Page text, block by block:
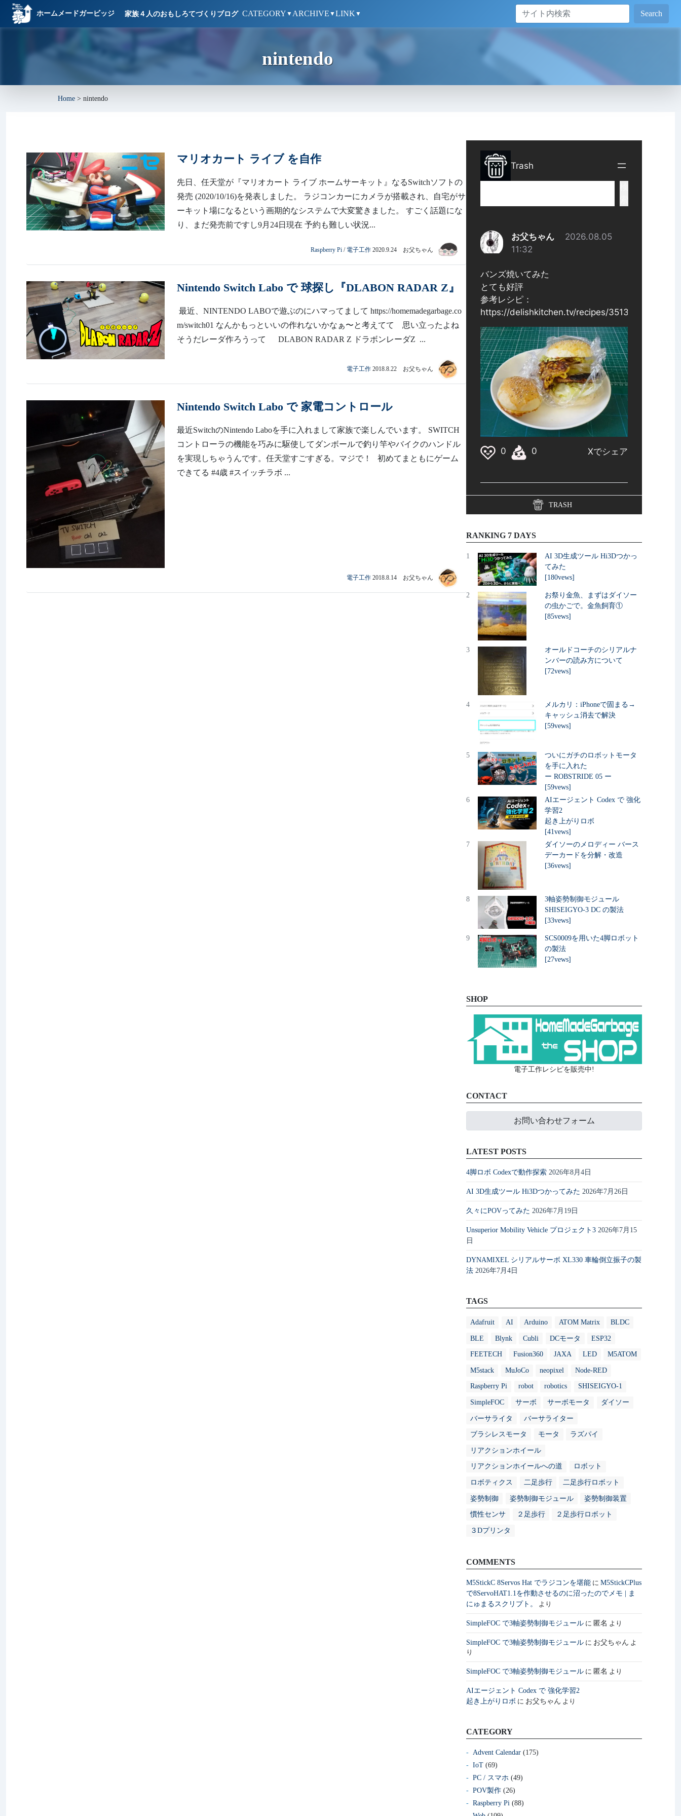
ホームメードガービッジ 家族４人のおもしろてづくりブログ CATEGORY ▼ ARCHIVE ▼LINK ▼ Search
nintendo
Home > nintendo
マリオカート ライブ を自作
先日、任天堂が『マリオカート ライブ ホームサーキット』なるSwitchソフトの
発売 (2020/10/16)を発表しました。 ラジコンカーにカメラが搭載され、自宅がサ
ーキット場になるという画期的なシステムで大変驚きました。 すごく話題にな
り、まだ発売前ですし9月24日現在 予約も難しい状況...
Raspberry Pi / 電子工作 2020.9.24 お父ちゃん
Nintendo Switch Labo で 球探し『DLABON RADAR Z』
最近、NINTENDO LABOで遊ぶのにハマってまして https://homemadegarbage.co
m/switch01 なんかもっといいの作れないかなぁ〜と考えてて 思い立ったよね
そうだレーダ作ろうって DLABON RADAR Z ドラボンレーダZ ...
電子工作 2018.8.22 お父ちゃん
Nintendo Switch Labo で 家電コントロール
最近SwitchのNintendo Laboを手に入れまして家族で楽しんでいます。 SWITCH
コントローラの機能を巧みに駆使してダンボールで釣り竿やバイクのハンドル
を実現しちゃうんです。任天堂すごすぎる。マジで！ 初めてまともにゲーム
できてる #4歳 #スイッチラボ ...
電子工作 2018.8.14 お父ちゃん
TRASH
RANKING 7 DAYS
1
AI 3D生成ツール Hi3Dつかっ
てみた
[180vews]
2
お祭り金魚、まずはダイソー
の虫かごで。金魚飼育①
[85vews]
3
オールドコーチのシリアルナ
ンバーの読み方について
[72vews]
4
メルカリ：iPhoneで固まる→
キャッシュ消去で解決
[59vews]
5
ついにガチのロボットモータ
を手に入れた
ー ROBSTRIDE 05 ー
[59vews]
6
AIエージェント Codex で 強化
学習2
起き上がりロボ
[41vews]
7
ダイソーのメロディー バース
デーカードを分解・改造
[36vews]
8
3軸姿勢制御モジュール
SHISEIGYO-3 DC の製法
[33vews]
9
SCS0009を用いた4脚ロボット
の製法
[27vews]
SHOP
電子工作レシピを販売中!
CONTACT
お問い合わせフォーム
LATEST POSTS
4脚ロボ Codexで動作探索 2026年8月4日
AI 3D生成ツール Hi3Dつかってみた 2026年7月26日
久々にPOVってみた 2026年7月19日
Unsuperior Mobility Vehicle プロジェクト3 2026年7月15
日
DYNAMIXEL シリアルサーボ XL330 車輪倒立振子の製
法 2026年7月4日
TAGS
Adafruit AI Arduino ATOM Matrix BLDC
BLE Blynk Cubli DCモータ ESP32
FEETECH Fusion360 JAXA LED M5ATOM
M5stack MuJoCo neopixel Node-RED
Raspberry Pi robot robotics SHISEIGYO-1
SimpleFOC サーボ サーボモータ ダイソー
バーサライタ バーサライター
ブラシレスモータ モータ ラズパイ
リアクションホイール
リアクションホイールへの道 ロボット
ロボティクス 二足歩行 二足歩行ロボット
姿勢制御 姿勢制御モジュール 姿勢制御装置
慣性センサ ２足歩行 ２足歩行ロボット
３Dプリンタ
COMMENTS
M5StickC 8Servos Hat でラジコンを堪能 に M5StickCPlus
で8ServoHAT1.1を作動させるのに沼ったのでメモ | ま
にゅまるスクリプト。
より
SimpleFOC で3軸姿勢制御モジュール に 匿名 より
SimpleFOC で3軸姿勢制御モジュール に お父ちゃん よ
り
SimpleFOC で3軸姿勢制御モジュール に 匿名 より
AIエージェント Codex で 強化学習2
起き上がりロボ に お父ちゃん より
CATEGORY
Advent Calendar (175)
IoT (69)
PC / スマホ (49)
POV製作 (26)
Raspberry Pi (88)